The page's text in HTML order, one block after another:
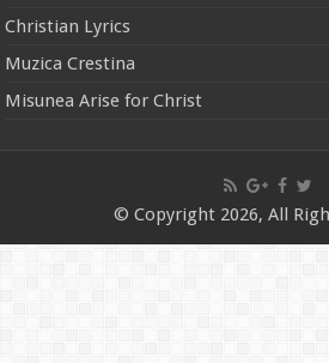
Christian Lyrics
Muzica Crestina
Misunea Arise for Christ
© Copyright 2026, All